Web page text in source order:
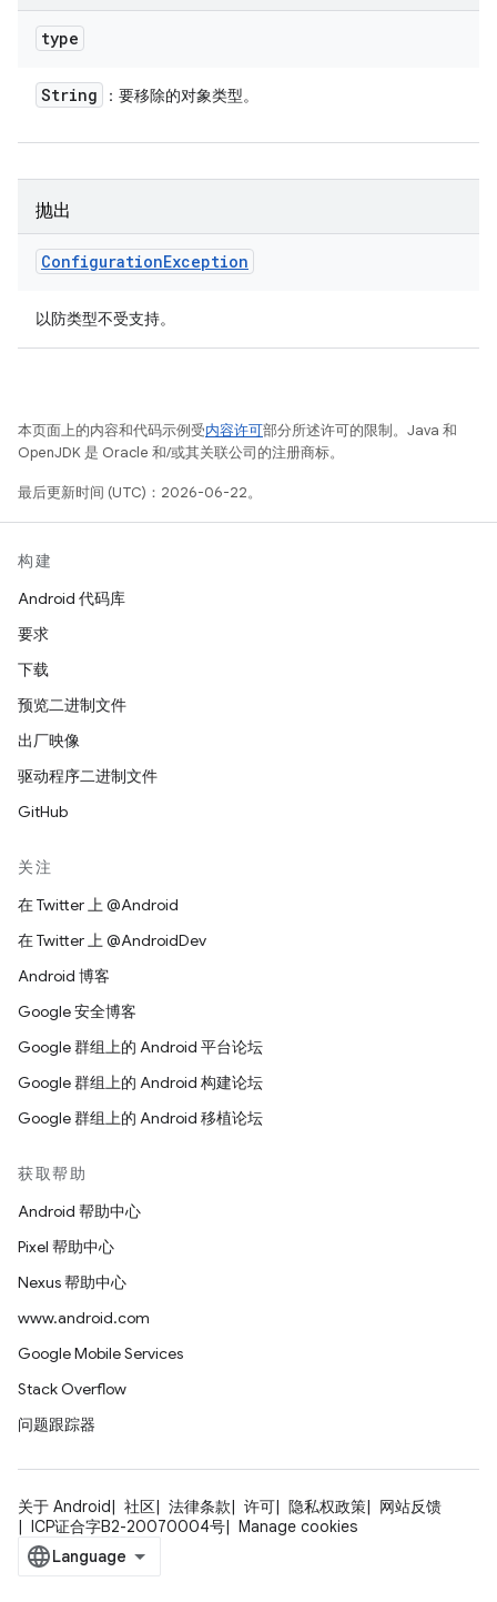
type
String ：要移除的对象类型。
抛出
ConfigurationException
以防类型不受支持。
本页面上的内容和代码示例受内容许可部分所述许可的限制。Java 和
OpenJDK 是 Oracle 和/或其关联公司的注册商标。
最后更新时间 (UTC)：2026-06-22。
构建
Android 代码库
要求
下载
预览二进制文件
出厂映像
驱动程序二进制文件
GitHub
关注
在 Twitter 上 @Android
在 Twitter 上 @AndroidDev
Android 博客
Google 安全博客
Google 群组上的 Android 平台论坛
Google 群组上的 Android 构建论坛
Google 群组上的 Android 移植论坛
获取帮助
Android 帮助中心
Pixel 帮助中心
Nexus 帮助中心
www.android.com
Google Mobile Services
Stack Overflow
问题跟踪器
关于 Android 社区 法律条款 许可 隐私权政策
网站反馈
ICP证合字B2-20070004号
Manage cookies